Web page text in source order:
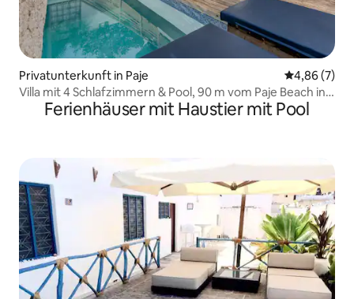
Privatunterkunft in Paje
4,86 (7)
Villa mit 4 Schlafzimmern & Pool, 90 m vom Paje Beach in
Sansibar entfernt
Ferienhäuser mit Haustier mit Pool